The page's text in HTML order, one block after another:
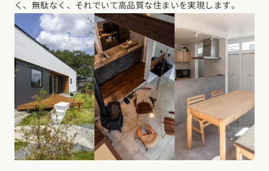
く、無駄なく、それでいて高品質な住まいを実現します。